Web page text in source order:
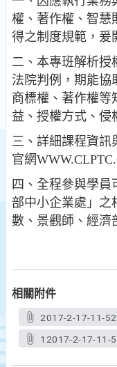
權、著作權、智慧
得之制度規範，爰
二、本專班解析授
法院判例，期能協
商標權、著作權等
益、授權方式、侵
三、詳細課程資訊
官網
四、全程參與學
部中小企業處」之
數、景觀師、經濟
相關附件
2017-2-17-11-
12017-2-17-11-